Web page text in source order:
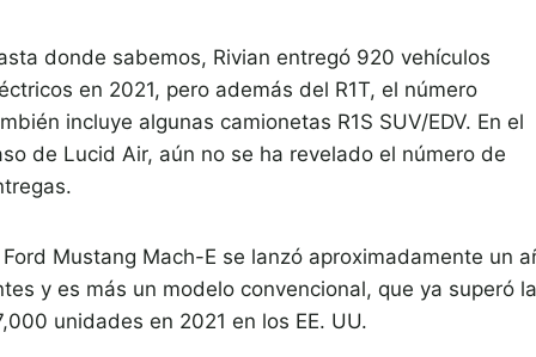
donde sabemos, Rivian entregó 920 vehículos
en 2021, pero además del R1T, el número
incluye algunas camionetas R1S SUV/EDV. En el
de Lucid Air, aún no se ha revelado el número de
Ford Mustang Mach-E se lanzó aproximadamente un
y es más un modelo convencional, que ya superó
unidades en 2021 en los EE. UU.